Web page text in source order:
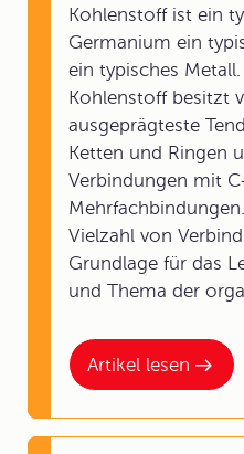
Artikel lesen
Kohlenstoff ist ein
Germanium ein
ein typisches Metall.
Kohlenstoff besitzt
ausgeprägteste
Ketten und Ringen
Verbindungen mit
Vielzahl von
Grundlage für das
und Thema der